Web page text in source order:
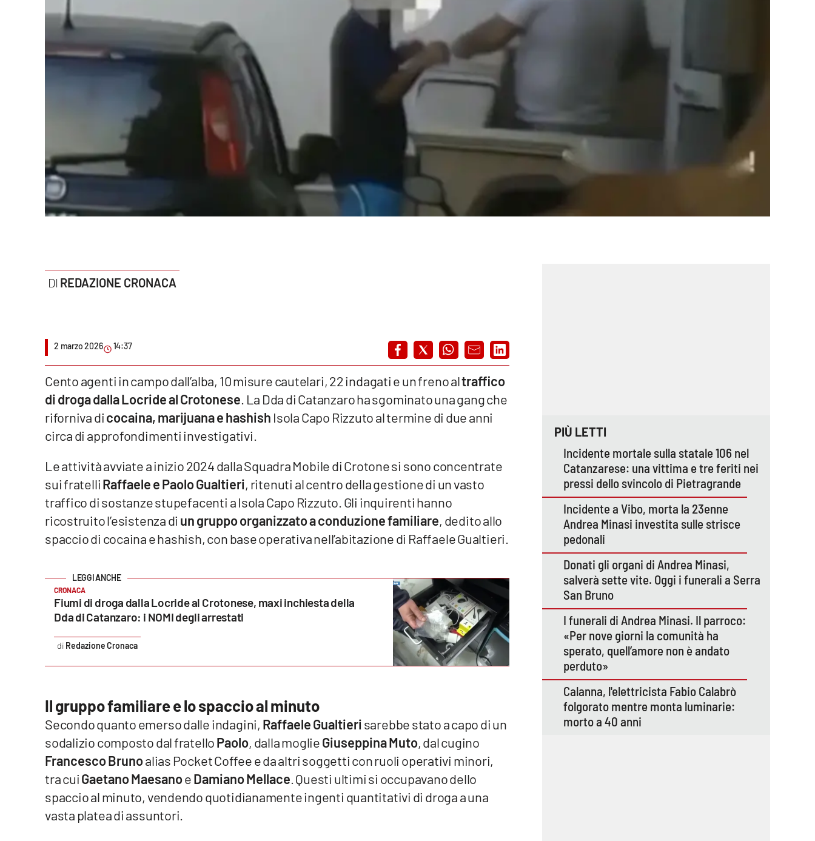
Parchi Marini Calabria
Imprese Di Calabria
Venti di comunicazione
Streaming
LaC Network
Buona Sanità Calabria
REDAZIONE CRONACA
2 marzo 2026 14:37
Cento agenti in campo dall’alba, 10 misure cautelari, 22 indagati e un freno altraffico
di droga dalla Locride al Crotonese . La Dda di Catanzaro ha sgominato una gang che
riforniva dicocaina, marijuana e hashish Isola Capo Rizzuto al termine di due anni
circa di approfondimenti investigativi.
Le attività avviate a inizio 2024 dalla Squadra Mobile di Crotone si sono concentrate
sui fratelliRaffaele e Paolo Gualtieri, ritenuti al centro della gestione di un vasto
traffico di sostanze stupefacenti a Isola Capo Rizzuto. Gli inquirenti hanno
ricostruito l’esistenza di un gruppo organizzato a conduzione familiare, dedito allo
spaccio di cocaina e hashish, con base operativa nell’abitazione di Raffaele Gualtieri.
CRONACA
Fiumi di droga dalla Locride al Crotonese, maxi inchiesta della
Dda di Catanzaro: i NOMI degli arrestati
Redazione Cronaca
Il gruppo familiare e lo spaccio al minuto
Secondo quanto emerso dalle indagini, Raffaele Gualtierisarebbe stato a capo di un
sodalizio composto dal fratelloPaolo, dalla moglieGiuseppina Muto, dal cugino
Francesco Brunoalias Pocket Coffee e da altri soggetti con ruoli operativi minori,
tra cuiGaetano MaesanoeDamiano Mellace. Questi ultimi si occupavano dello
spaccio al minuto, vendendo quotidianamente ingenti quantitativi di droga a una
vasta platea di assuntori.
PIÙ LETTI
Incidente mortale sulla statale 106 nel
Catanzarese: una vittima e tre feriti nei
pressi dello svincolo di Pietragrande
Incidente a Vibo, morta la 23enne
Andrea Minasi investita sulle strisce
pedonali
Donati gli organi di Andrea Minasi,
salverà sette vite. Oggi i funerali a Serra
San Bruno
I funerali di Andrea Minasi. Il parroco:
«Per nove giorni la comunità ha
sperato, quell’amore non è andato
perduto»
Calanna, l'elettricista Fabio Calabrò
folgorato mentre monta luminarie:
morto a 40 anni